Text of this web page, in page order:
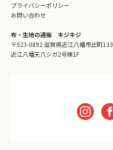
プライバシーポリシー
お問い合わせ
布・生地の通販 キジキジ
〒523-0892 滋賀県近江八幡市出町133
近江八幡天八シガ2号棟1F